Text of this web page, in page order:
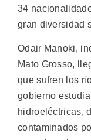
34
gran diversidad
Odair Manoki,
Mato Grosso,
que sufren los
gobierno
hidroeléctricas,
contaminados